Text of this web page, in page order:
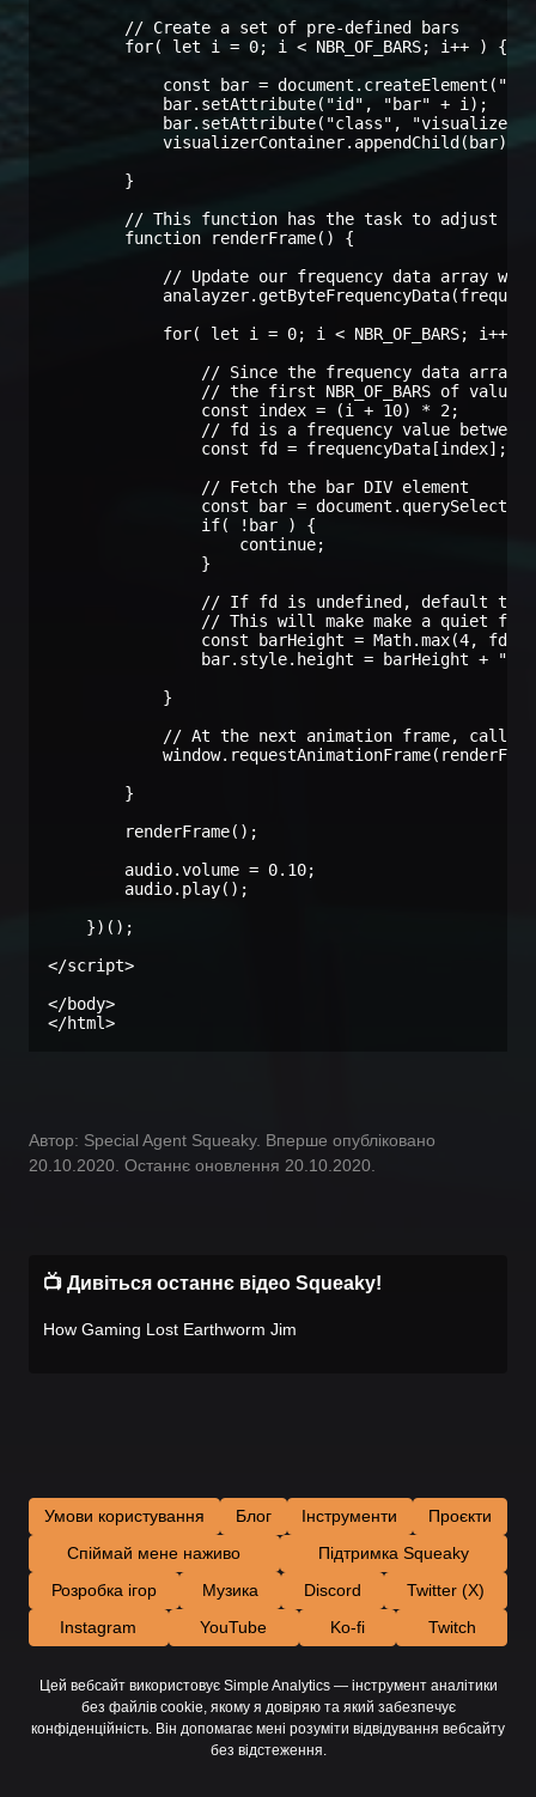
        // Create a set of pre-defined bars
        for( let i = 0; i < NBR_OF_BARS; i++ ) {
const bar =
            bar.setAttribute("id", "bar" + i);
bar.setAttribute("class", "visualizer-
            visualizerContainer.appendChild(bar);
        }
// This function has the task to adjust
        function renderFrame() {
// Update our frequency data array
for( let i = 0; i < NBR_OF_BARS; i++ )
// Since the frequency data array
// the first NBR_OF_BARS of
                const index = (i + 10) * 2;
// fd is a frequency value between
                const fd = frequencyData[index];
                // Fetch the bar DIV element
const bar =
                if( !bar ) {
                    continue;
                }
// If fd is undefined, default to
// This will make make a quiet
const barHeight = Math.max(4, fd
bar.style.height = barHeight +
            }
// At the next animation frame, call
        }
        renderFrame();
        audio.volume = 0.10;
        audio.play();
    })();
</script>
</body>
</html>
Автор: Special Agent Squeaky. Вперше опубліковано
20.10.2020. Останнє оновлення 20.10.2020.
📺 Дивіться останнє відео Squeaky!
How Gaming Lost Earthworm Jim
Умови користування Блог Інструменти
Проєкти
Спіймай мене наживо
Підтримка Squeaky
Розробка ігор
Музика Discord
Twitter (X)
Instagram
YouTube Ko-fi Twitch
Цей вебсайт використовує Simple Analytics — інструмент аналітики
без файлів cookie, якому я довіряю та який забезпечує
конфіденційність. Він допомагає мені розуміти відвідування вебсайту
без відстеження.